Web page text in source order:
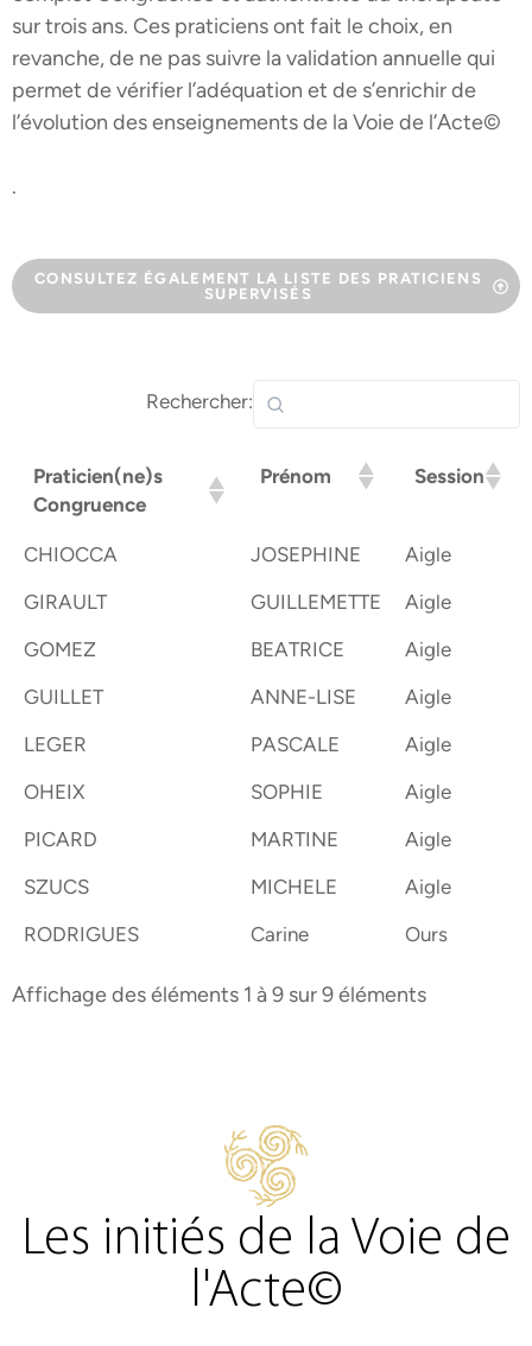
sur trois ans. Ces praticiens ont fait le choix, en
revanche, de ne pas suivre la validation annuelle qui
permet de vérifier l’adéquation et de s’enrichir de
l’évolution des enseignements de la Voie de l’Acte©
.
CONSULTEZ ÉGALEMENT LA LISTE DES PRATICIENS
SUPERVISÉS
Rechercher:
Praticien(ne)s
Congruence
Prénom Session
CHIOCCA JOSEPHINE
Aigle
GIRAULT
GUILLEMETTE
Aigle
GOMEZ
BEATRICE
Aigle
GUILLET
ANNE-LISE
Aigle
LEGER
PASCALE
Aigle
OHEIX
SOPHIE
Aigle
PICARD
MARTINE
Aigle
SZUCS
MICHELE
Aigle
RODRIGUES
Carine Ours
Affichage des éléments 1 à 9 sur 9 éléments
Les initiés de la Voie de
l'Acte©